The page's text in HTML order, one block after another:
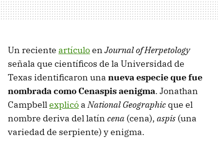
Un reciente artículoenJournal of Herpetology
señala que científicos de la Universidad de
Texas identificaron una nueva especie que fue
nombrada como Cenaspis aenigma. Jonathan
Campbellexplicó aNational Geographic que el
nombre deriva del latín cena (cena), aspis (una
variedad de serpiente) y enigma.